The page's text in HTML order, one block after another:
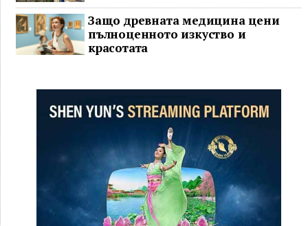
Защо древната медицина цени
пълноценното изкуство и
красотата